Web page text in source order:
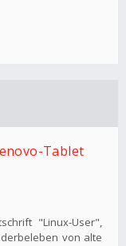
Tablet
"Linux-User",
von alte